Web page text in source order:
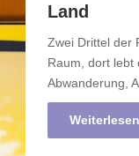
Land
Zwei Drittel der
Raum, dort lebt
Abwanderung,